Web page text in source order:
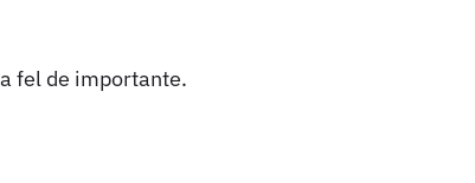
fel de importante.